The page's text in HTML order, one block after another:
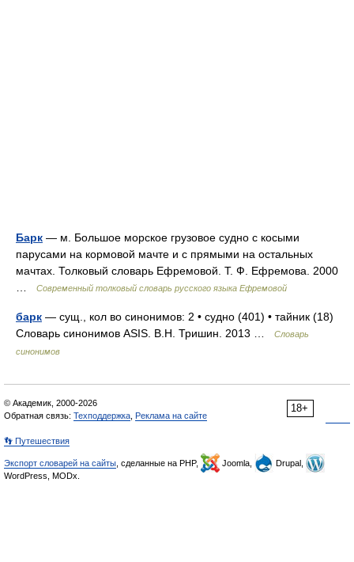
Барк — м. Большое морское грузовое судно с косыми
парусами на кормовой мачте и с прямыми на остальных
мачтах. Толковый словарь Ефремовой. Т. Ф. Ефремова. 2000
Современный толковый словарь русского языка Ефремовой
барк — сущ., кол во синонимов: 2 • судно (401) • тайник (18)
Словарь синонимов ASIS. В.Н. Тришин. 2013 …
Словарь
синонимов
18+
© Академик, 2000-2026
Обратная связь: Техподдержка Реклама на сайте
👣 Путешествия
Экспорт словарей на сайты , сделанные на PHP, Joomla,
Drupal,
WordPress, MODx.